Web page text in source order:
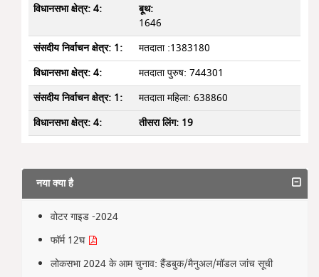
बूथ:
1646
मतदाता :1383180
मतदाता पुरुष: 744301
मतदाता महिला: 638860
तीसरा लिंग: 19
नया क्या है
वोटर गाइड -2024
फॉर्म 12घ
लोकसभा 2024 के आम चुनाव: हैंडबुक/मैनुअल/मॉडल जांच सूची